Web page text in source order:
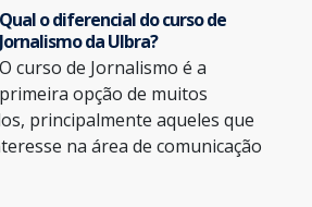
Qual o diferencial do curso de
Jornalismo da Ulbra?
O curso de Jornalismo é a
primeira opção de muitos
principalmente aqueles que
na área de comunicação